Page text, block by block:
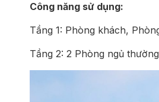
Công năng sử dụng:
Tầng 1: Phòng khách,
Tầng 2: 2 Phòng ngủ